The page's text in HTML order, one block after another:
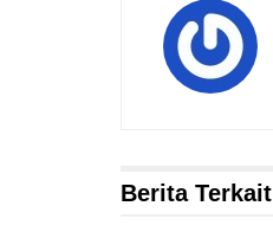
Berita Terkait